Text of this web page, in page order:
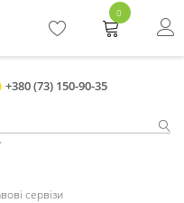
+380 (73) 150-90-35
0
сервізи